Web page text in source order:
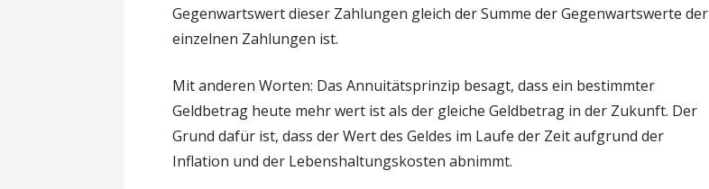
Gegenwartswert dieser Zahlungen gleich der Summe der Gegenwartswerte der
einzelnen Zahlungen ist.
Mit anderen Worten: Das Annuitätsprinzip besagt, dass ein bestimmter
Geldbetrag heute mehr wert ist als der gleiche Geldbetrag in der Zukunft. Der
Grund dafür ist, dass der Wert des Geldes im Laufe der Zeit aufgrund der
Inflation und der Lebenshaltungskosten abnimmt.